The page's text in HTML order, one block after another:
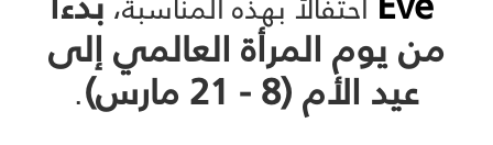
من يوم المرأة العالمي إلى
عيد الأم (8 - 21 مارس) .